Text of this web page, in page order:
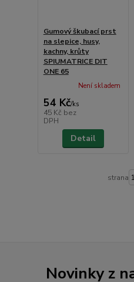
Gumový škubací prst
na slepice, husy,
kachny, krůty
SPIUMATRICE DIT
ONE 65
54 Kč/ks
45 Kč bez
DPH
Není skladem
Detail
strana
Novinky z